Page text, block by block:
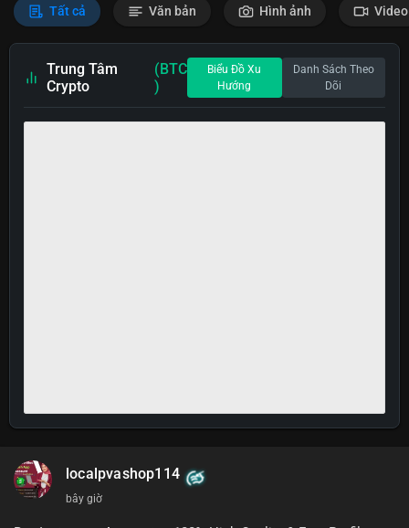
Tất cả Văn bản Hình ảnh Video
Trung Tâm
Crypto
(BTC
)
Biểu Đồ Xu
Hướng
Danh Sách Theo
Dõi
localpvashop114
bây giờ